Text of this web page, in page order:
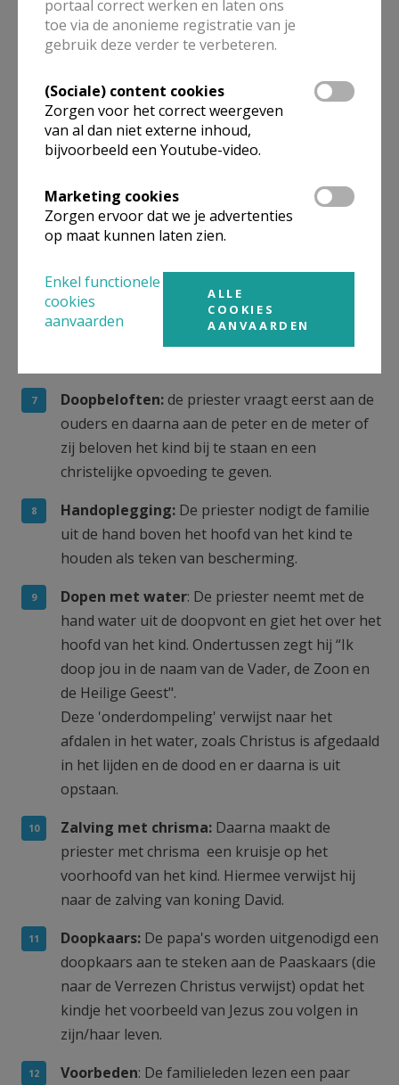
gemeenschap de naam die zij voor hun kindje
gekozen hebben. De betekenis van die naam
Openingsgebedbij het begin van de viering.
Kruisteken: de priester, de ouders, peter en
en de doopselcatechisten maken met hun duim
een kruisje op het voorhoofd van de dopeling.
Dit is een verwijzing naar het kruis van Jezus.
Schriftlezing: de priester leest een stukje voor
uit de Bijbel.
: de aanwezigen worden
Doopbeloften:de priester vraagt eerst aan de
ouders en daarna aan de peter en de meter of
zij beloven het kind bij te staan en een
christelijke opvoeding te geven.
Handoplegging: De priester nodigt de familie
uit de hand boven het hoofd van het kind te
houden als teken van bescherming.
Dopen met water: De priester neemt met de
hand water uit de doopvont en giet het over het
hoofd van het kind. Ondertussen zegt hij “Ik
doop jou in de naam van de Vader, de Zoon en
de Heilige Geest".
Deze 'onderdompeling' verwijst naar het
afdalen in het water, zoals Christus is afgedaald
in het lijden en de dood en er daarna is uit
opstaan.
Zalving met chrisma: Daarna maakt de
priester met chrisma een kruisje op het
voorhoofd van het kind. Hiermee verwijst hij
naar de zalving van koning David.
Doopkaars: De papa's worden uitgenodigd een
doopkaars aan te steken aan de Paaskaars (die
naar de Verrezen Christus verwijst) opdat het
kindje het voorbeeld van Jezus zou volgen in
zijn/haar leven.
Voorbeden: De familieleden lezen een paar
portaal correct werken en laten ons
toe via de anonieme registratie van je
gebruik deze verder te verbeteren.
(Sociale) content cookies
Zorgen voor het correct weergeven
van al dan niet externe inhoud,
bijvoorbeeld een Youtube-video.
Marketing cookies
Zorgen ervoor dat we je advertenties
op maat kunnen laten zien.
Enkel functionele
cookies
aanvaarden
ALLE
COOKIES
AANVAARDEN